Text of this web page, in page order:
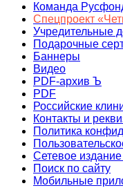
Команда
Спецпроект
Учредительные
Подарочные
Баннеры
Видео
PDF-архив Ъ
PDF
Российские
Контакты и
Политика
Сетевое
Поиск по сайту
Мобильные